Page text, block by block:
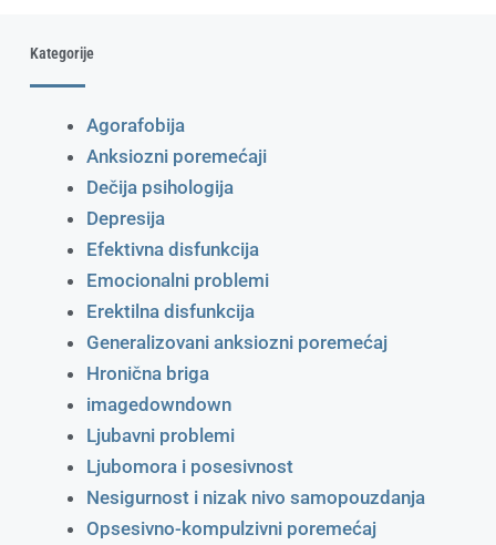
Kategorije
Agorafobija
Anksiozni poremećaji
Dečija psihologija
Depresija
Efektivna disfunkcija
Emocionalni problemi
Erektilna disfunkcija
Generalizovani anksiozni poremećaj
Hronična briga
imagedowndown
Ljubavni problemi
Ljubomora i posesivnost
Nesigurnost i nizak nivo samopouzdanja
Opsesivno-kompulzivni poremećaj